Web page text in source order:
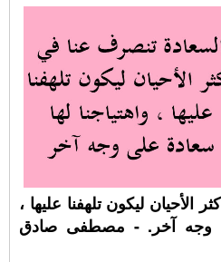
ليكون تلهفنا عليها ،
وجه آخر. - مصطفى صادق